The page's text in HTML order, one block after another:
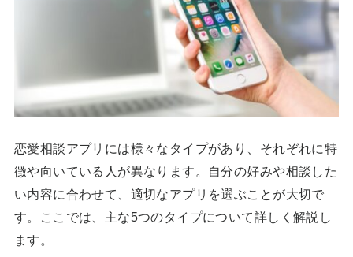
恋愛相談アプリには様々なタイプがあり、それぞれに特
徴や向いている人が異なります。自分の好みや相談した
い内容に合わせて、適切なアプリを選ぶことが大切で
す。ここでは、主な5つのタイプについて詳しく解説し
ます。